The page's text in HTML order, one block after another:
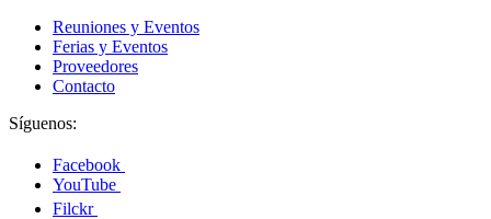
Reuniones y Eventos
Ferias y Eventos
Proveedores
Contacto
Síguenos:
Facebook
YouTube
Filckr